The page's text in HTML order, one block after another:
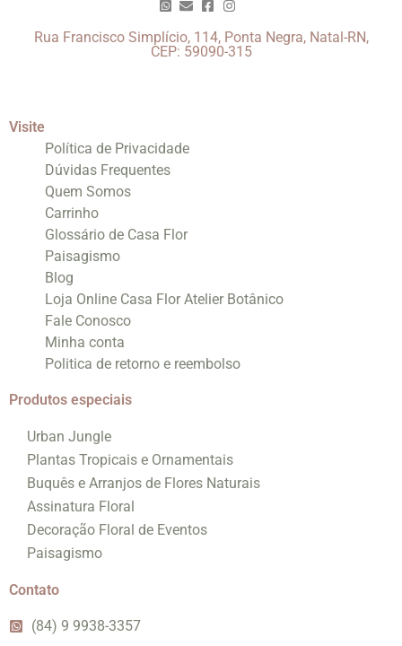
Rua Francisco Simplício, 114, Ponta Negra, Natal-RN,
CEP: 59090-315
Visite
Política de Privacidade
Dúvidas Frequentes
Quem Somos
Carrinho
Glossário de Casa Flor
Paisagismo
Blog
Loja Online Casa Flor Atelier Botânico
Fale Conosco
Minha conta
Politica de retorno e reembolso
Produtos especiais
Urban Jungle
Plantas Tropicais e Ornamentais
Buquês e Arranjos de Flores Naturais
Assinatura Floral
Decoração Floral de Eventos
Paisagismo
Contato
(84) 9 9938-3357